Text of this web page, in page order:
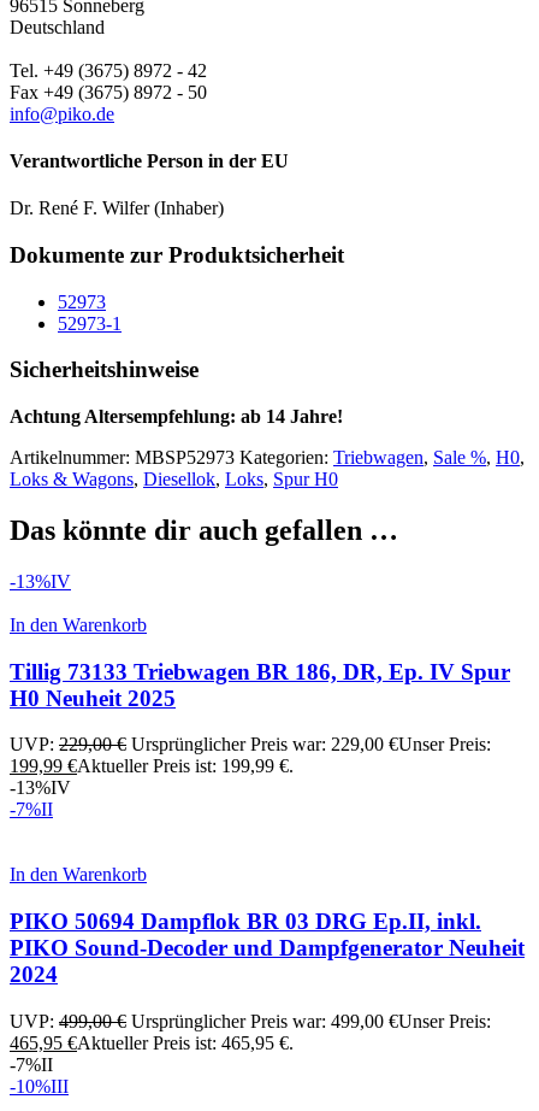
96515 Sonneberg
Deutschland
Tel. +49 (3675) 8972 - 42
Fax +49 (3675) 8972 - 50
info@piko.de
Verantwortliche Person in der EU
Dr. René F. Wilfer (Inhaber)
Dokumente zur Produktsicherheit
52973
52973-1
Sicherheitshinweise
Achtung Altersempfehlung: ab 14 Jahre!
Artikelnummer: MBSP52973 Kategorien: Triebwagen, Sale %, H0,
Loks & Wagons, Diesellok, Loks, Spur H0
Das könnte dir auch gefallen …
-13%IV
In den Warenkorb
Tillig 73133 Triebwagen BR 186, DR, Ep. IV Spur
H0 Neuheit 2025
UVP: 229,00€ Ursprünglicher Preis war: 229,00 €Unser Preis:
199,99 €Aktueller Preis ist: 199,99 €.
-13%IV
-7%II
In den Warenkorb
PIKO 50694 Dampflok BR 03 DRG Ep.II, inkl.
PIKO Sound-Decoder und Dampfgenerator Neuheit
2024
UVP: 499,00€ Ursprünglicher Preis war: 499,00 €Unser Preis:
465,95 €Aktueller Preis ist: 465,95 €.
-7%II
-10%III